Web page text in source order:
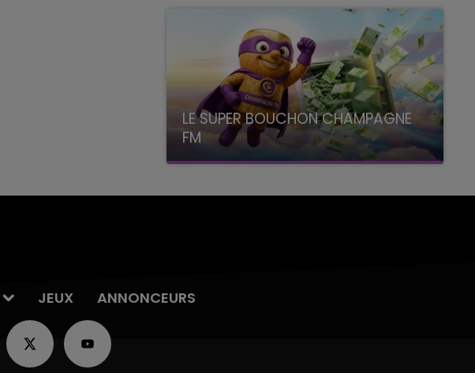
LE SUPER BOUCHON CHAMPAGNE
FM
avec La Famille Champagne FM, à 8H10
JEUX ANNONCEURS